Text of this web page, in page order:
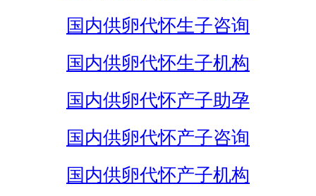
国内供卵代怀生子咨询
国内供卵代怀生子机构
国内供卵代怀产子助孕
国内供卵代怀产子咨询
国内供卵代怀产子机构